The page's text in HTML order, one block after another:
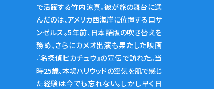
で活躍する竹内涼真。彼が旅の舞台に選
んだのは、アメリカ西海岸に位置するロサ
ンゼルス。5年前、日本語版の吹き替えを
務め、さらにカメオ出演も果たした映画
『名探偵ピカチュウ』の宣伝で訪れた。当
時25歳、本場ハリウッドの空気を肌で感じ
た経験は今でも忘れない。しかし早く日